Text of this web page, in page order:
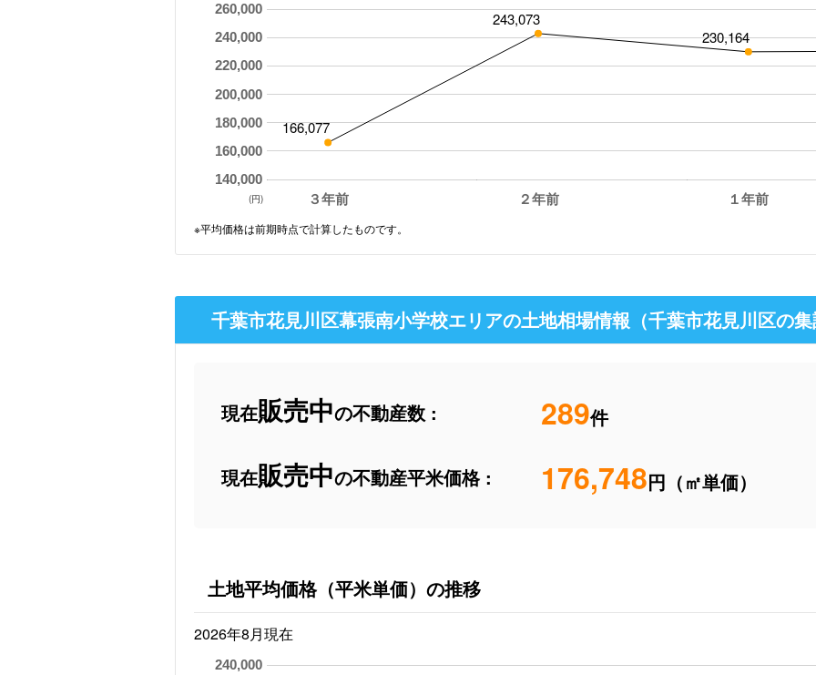
３年前 ２年前 １年前
140,000
160,000
180,000
200,000
220,000
240,000
260,000
166,077
243,073
230,164
(円)
※平均価格は前期時点で計算したものです。
千葉市花見川区幕張南小学校エリアの土地相場情報（千葉市花見川区の
現在販売中の不動産数 : 289件
現在販売中の不動産平米価格 : 176,748円（㎡単価）
土地平均価格（平米単価）の推移
2026年8月現在
240,000